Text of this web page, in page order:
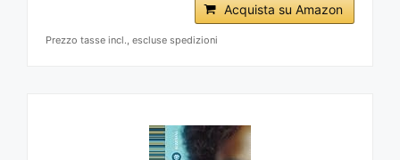
Acquista su Amazon
Prezzo tasse incl., escluse spedizioni